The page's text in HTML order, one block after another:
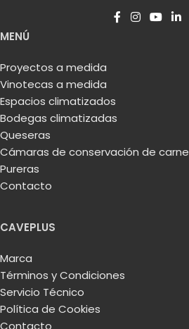
MENÚ
Proyectos a medida
Vinotecas a medida
Espacios climatizados
Bodegas climatizadas
Queseras
Cámaras de conservación de carne
Pureras
Contacto
CAVEPLUS
Marca
Términos y Condiciones
Servicio Técnico
Política de Cookies